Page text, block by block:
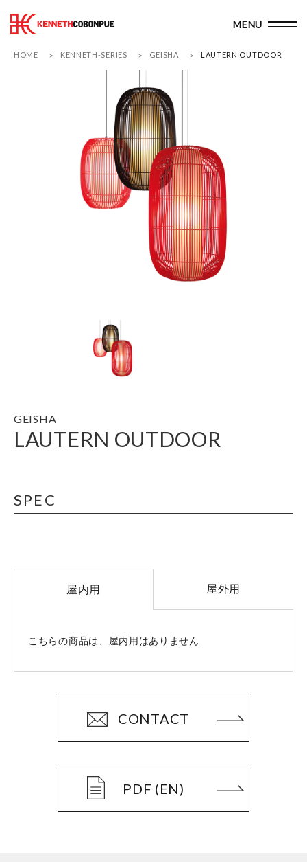
HOME KENNETH-SERIES GEISHA LAUTERN OUTDOOR
GEISHA
LAUTERN OUTDOOR
SPEC
屋内用 屋外用
こちらの商品は、屋内用はありません
CONTACT
PDF (EN)